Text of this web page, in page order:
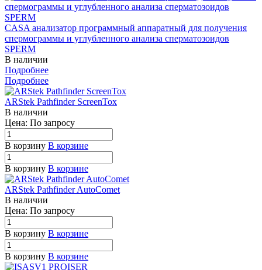
CASA анализатор программный аппаратный для получения
спермограммы и углубленного анализа сперматозоидов
SPERM
В наличии
Подробнее
Подробнее
ARStek Pathfinder ScreenTox
В наличии
Цена: По запросу
В корзину В корзине
В корзину В корзине
ARStek Pathfinder AutoComet
В наличии
Цена: По запросу
В корзину В корзине
В корзину В корзине